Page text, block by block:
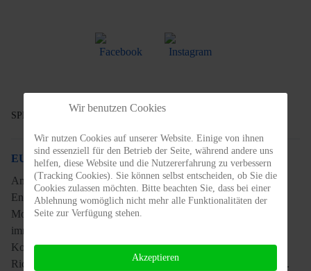
SPD BUNDESPOLITIK
EU-Richtlinie für mehr Entgelttransparenz jetzt umsetzen
Am 7. Juni 2026 hätte Deutschland die EU-Richtlinie für mehr
Entgelttransparenz in nationales Recht umsetzen sollen. Zwei
Monate sind seitdem verstrichen. Ein Gesetzentwurf liegt noch
immer nicht vor. Die Richtlinienumsetzung wurde im
Koalitionsvertrag vereinbart. Für uns steht außer Frage: Die
Richtlinie muss jetzt umgesetzt werden, erklärt Jasmina Hostert.
Wir benutzen Cookies
Wir nutzen Cookies auf unserer Website. Einige von ihnen
sind essenziell für den Betrieb der Seite, während andere uns
helfen, diese Website und die Nutzererfahrung zu verbessern
(Tracking Cookies). Sie können selbst entscheiden, ob Sie die
Cookies zulassen möchten. Bitte beachten Sie, dass bei einer
Ablehnung womöglich nicht mehr alle Funktionalitäten der
Seite zur Verfügung stehen.
Akzeptieren